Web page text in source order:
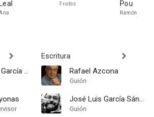
Leal
Frutos
Pou
Ramón
José Luis García Sánchez
Escritura
Rafael Azcona
Guión
José Luis García Sánchez
Guión